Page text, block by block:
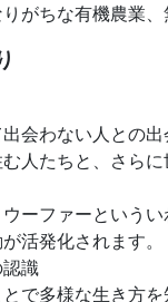
がちな有機農業
会わない人との
人たちと、さら
ーファーというい
活発化されます。
識
で多様な生き方